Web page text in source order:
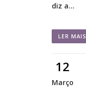
diz a...
LER MAIS
12
Março